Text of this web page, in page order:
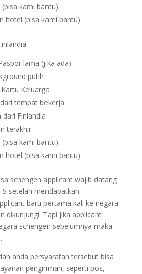
kami bantu)
hotel (bisa kami bantu)
lama (jika ada)
putih
Keluarga
tempat bekerja
Finlandia
terakhir
kami bantu)
hotel (bisa kami bantu)
schengen applicant wajib datang
setelah mendapatkan
baru pertama kali ke negara
dikunjungi. Tapi jika applicant
schengen sebelumnya maka
anda persyaratan tersebut bisa
pengiriman, seperti pos,